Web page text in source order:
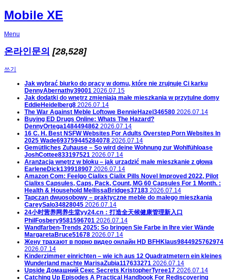
Mobile XE
Menu
온라인문의 [28,528]
쓰기
Jak wybrać biurko do pracy w domu, które nie zrujnuje Ci karku
DennyAbernathy39001 2026.07.15
Jak dodatki do wnętrz zmieniają małe mieszkania w przytulne domy
EddieHeidelberg8 2026.07.14
The War Against Meble Loftowe BennieHazel346580 2026.07.14
Buying ED Drugs Online: Whats The Hazard?
DennyOrtega1484494862 2026.07.14
16 C. H. Best NSFW Websites For Adults Overstep Porn Websites In
2025 Wade693759445284078 2026.07.14
Gemütliches Zuhause – So wird deine Wohnung zur Wohlfühloase
JoshCottee833197521 2026.07.14
Aranżacja wnętrz w bloku – jak urządzić małe mieszkanie z głową
EarleneDick139918907 2026.07.14
Amazon Com: Feelgo Cialixs Cialix Pills Novel Improved 2022, Pilot
Cialixs Capsules, Caps, Pack, Count, MG 60 Capsules For 1 Month. :
Health & Household MellissaBridges37183 2026.07.14
Tapczan dwuosobowy – praktyczne meble do małego mieszkania
CareySalo34828045 2026.07.14
24小时营养网养生堂yy24.cn：打造全天候健康管理新入口
PhilFosbery9581596701 2026.07.14
Wandfarben-Trends 2025: So bringen Sie Farbe in Ihre vier Wände
MargaretaBruce51678 2026.07.14
Жену трахают в порно видео онлайн HD BFHKlaus9844925762974
2026.07.14
Kinderzimmer einrichten – wie ich aus 12 Quadratmetern ein kleines
Wunderland machte MarisaZubia117633271 2026.07.14
Upside Домашний Секс Secrets KristopherTyree17 2026.07.14
Catching Up Episodes A Practical Handbook For Rediscovering